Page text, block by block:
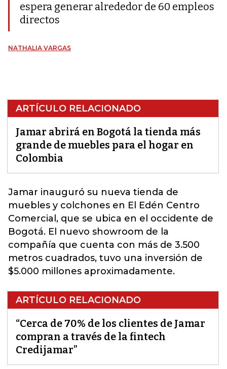
espera generar alrededor de 60 empleos
directos
NATHALIA VARGAS
ARTÍCULO RELACIONADO
Jamar abrirá en Bogotá la tienda más
grande de muebles para el hogar en
Colombia
Jamar inauguró su nueva tienda de
muebles y colchones en El Edén Centro
Comercial, que se ubica en el occidente de
Bogotá. El nuevo showroom de la
compañía que cuenta con más de 3.500
metros cuadrados, tuvo una inversión de
$5.000 millones aproximadamente.
ARTÍCULO RELACIONADO
“Cerca de 70% de los clientes de Jamar
compran a través de la fintech
Credijamar”